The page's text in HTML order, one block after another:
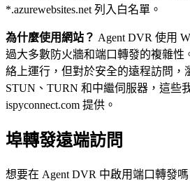
*.azurewebsites.net 列入白名單。
為什麼使用網站？ Agent DVR 使用
過大多數防火牆和端口轉發的複雜性
絡上運行，但對於安全的遠程訪問，
STUN、TURN 和中繼伺服器，這些
ispyconnect.com 提供。
埠轉發遠端訪問
想要在 Agent DVR 中啟用端口轉發